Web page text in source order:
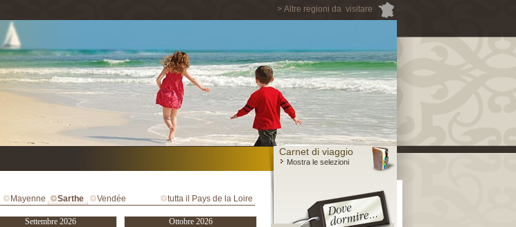
> Altre regioni da visitare
Carnet di viaggio
Mostra le selezioni
Mayenne Sarthe Vendée tutta il Pays de la Loire
Settembre 2026 Ottobre 2026